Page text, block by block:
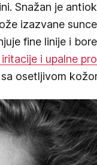
Snažan je
izazvane
fine linije i
i upalne
osetljivom